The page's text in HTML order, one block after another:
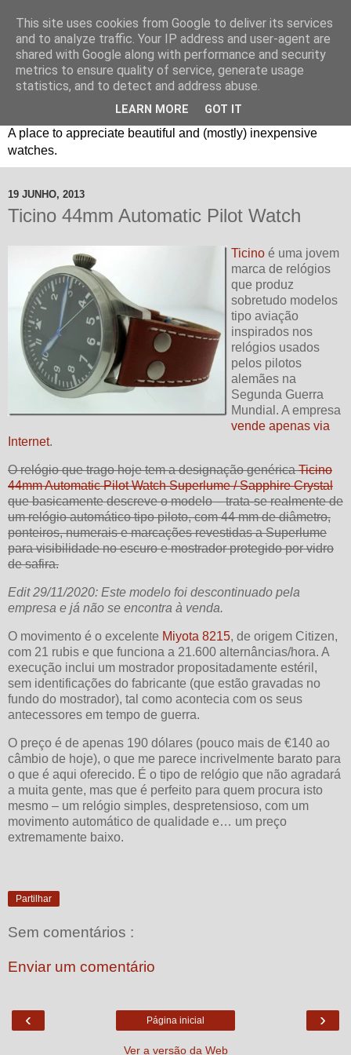
Um espaço sobre relógios "B3": Bons, Bonitos e Baratos. //
A place to appreciate beautiful and (mostly) inexpensive
watches.
19 JUNHO, 2013
Ticino 44mm Automatic Pilot Watch
Ticino é uma jovem
marca de relógios
que produz
sobretudo modelos
tipo aviação
inspirados nos
relógios usados
pelos pilotos
alemães na
Segunda Guerra
Mundial. A empresa
vende apenas via
Internet.
O relógio que trago hoje tem a designação genéricaTicino
44mm Automatic Pilot Watch Superlume / Sapphire Crystal
que basicamente descreve o modelo – trata-se realmente de
um relógio automático tipo piloto, com 44 mm de diâmetro,
ponteiros, numerais e marcações revestidas a Superlume
para visibilidade no escuro e mostrador protegido por vidro
de safira.
Edit 29/11/2020: Este modelo foi descontinuado pela
empresa e já não se encontra à venda.
O movimento é o excelente Miyota 8215, de origem Citizen,
com 21 rubis e que funciona a 21.600 alternâncias/hora. A
execução inclui um mostrador propositadamente estéril,
sem identificações do fabricante (que estão gravadas no
fundo do mostrador), tal como acontecia com os seus
antecessores em tempo de guerra.
O preço é de apenas 190 dólares (pouco mais de €140 ao
câmbio de hoje), o que me parece incrivelmente barato para
o que é aqui oferecido. É o tipo de relógio que não agradará
a muita gente, mas que é perfeito para quem procura isto
mesmo – um relógio simples, despretensioso, com um
movimento automático de qualidade e… um preço
extremamente baixo.
Partilhar
Sem comentários :
Enviar um comentário
‹ ›
Página inicial
Ver a versão da Web
This site uses cookies from Google to deliver its services
and to analyze traffic. Your IP address and user-agent are
shared with Google along with performance and security
metrics to ensure quality of service, generate usage
statistics, and to detect and address abuse.
LEARN MORE GOT IT